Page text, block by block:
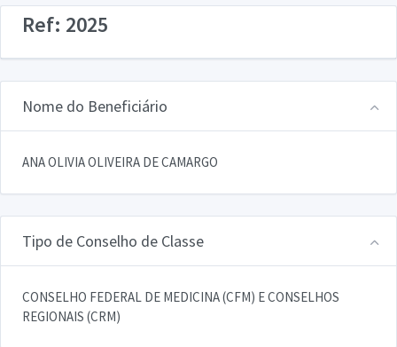
Ref: 2025
Nome do Beneficiário
ANA OLIVIA OLIVEIRA DE CAMARGO
Tipo de Conselho de Classe
CONSELHO FEDERAL DE MEDICINA (CFM) E CONSELHOS
REGIONAIS (CRM)